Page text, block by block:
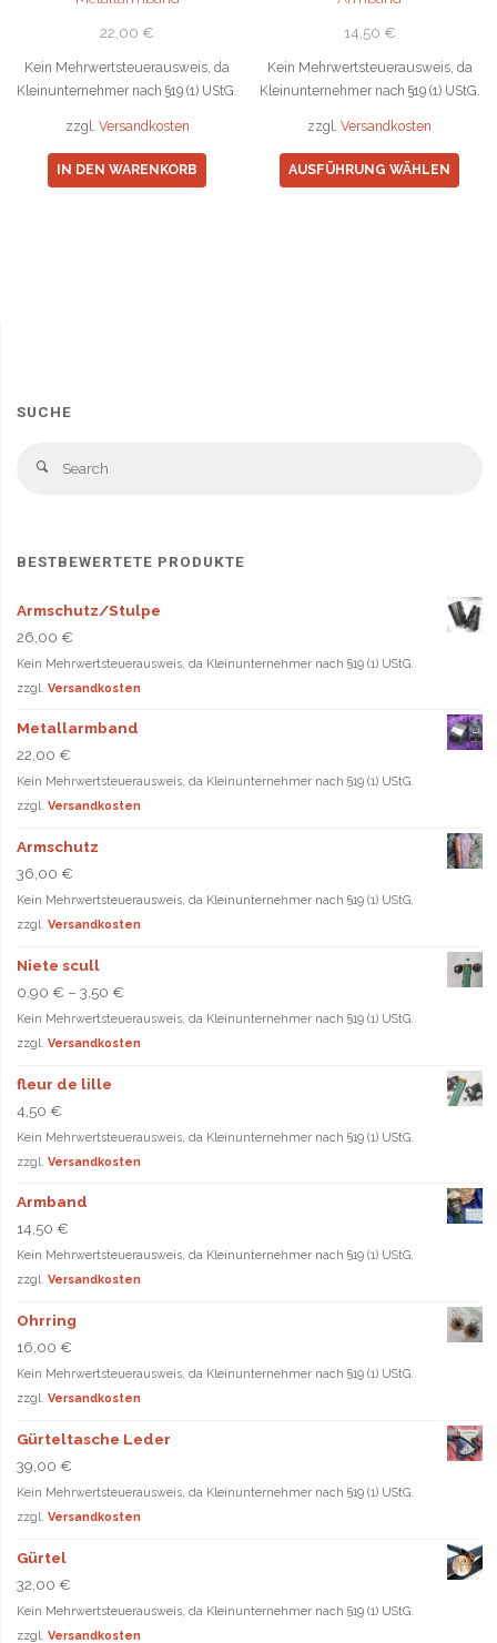
22,00 €
Kein Mehrwertsteuerausweis, da
Kleinunternehmer nach §19 (1) UStG.
zzgl. Versandkosten
IN DEN WARENKORB
14,50 €
Kein Mehrwertsteuerausweis, da
Kleinunternehmer nach §19 (1) UStG.
zzgl.Versandkosten
AUSFÜHRUNG WÄHLEN
SUCHE
Search
BESTBEWERTETE PRODUKTE
Armschutz/Stulpe
26,00 €
Kein Mehrwertsteuerausweis, da Kleinunternehmer nach §19 (1) UStG.
zzgl. Versandkosten
Metallarmband
22,00 €
Kein Mehrwertsteuerausweis, da Kleinunternehmer nach §19 (1) UStG.
zzgl. Versandkosten
Armschutz
36,00 €
Kein Mehrwertsteuerausweis, da Kleinunternehmer nach §19 (1) UStG.
zzgl. Versandkosten
Niete scull
0,90 € – 3,50 €
Kein Mehrwertsteuerausweis, da Kleinunternehmer nach §19 (1) UStG.
zzgl. Versandkosten
fleur de lille
4,50 €
Kein Mehrwertsteuerausweis, da Kleinunternehmer nach §19 (1) UStG.
zzgl. Versandkosten
Armband
14,50 €
Kein Mehrwertsteuerausweis, da Kleinunternehmer nach §19 (1) UStG.
zzgl. Versandkosten
Ohrring
16,00 €
Kein Mehrwertsteuerausweis, da Kleinunternehmer nach §19 (1) UStG.
zzgl. Versandkosten
Gürteltasche Leder
39,00 €
Kein Mehrwertsteuerausweis, da Kleinunternehmer nach §19 (1) UStG.
zzgl. Versandkosten
Gürtel
32,00 €
Kein Mehrwertsteuerausweis, da Kleinunternehmer nach §19 (1) UStG.
zzgl. Versandkosten